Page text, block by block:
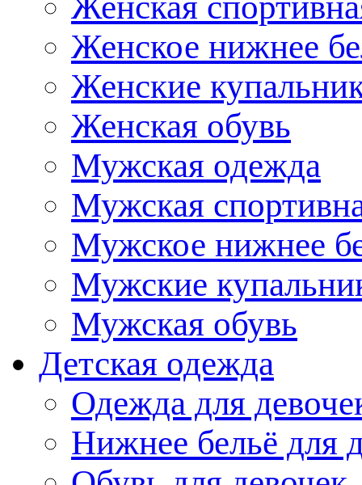
Женское нижнее
Женские
Женская обувь
Мужская одежда
Мужская
Мужское нижнее
Мужские
Мужская обувь
Детская одежда
Одежда для
Нижнее бельё для